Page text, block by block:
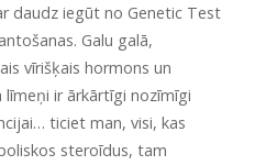
daudz iegūt no Genetic Test
Galu galā,
vīrišķais hormons un
ir ārkārtīgi nozīmīgi
ticiet man, visi, kas
steroīdus, tam